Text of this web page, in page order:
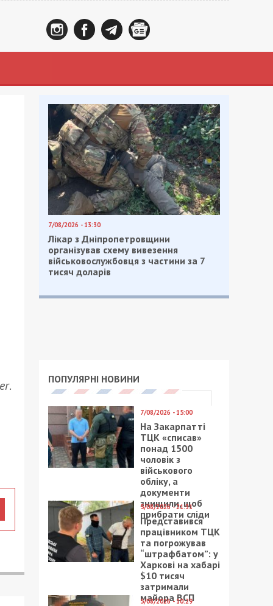
.
7/08/2026 - 13:30
Лікар з Дніпропетровщини
організував схему вивезення
військовослужбовця з частини за 7
тисяч доларів
ПОПУЛЯРНІ НОВИНИ
7/08/2026 - 15:00
На Закарпатті
ТЦК «списав»
понад 1500
чоловік з
військового
обліку, а
документи
знищили, щоб
прибрати сліди
5/08/2026 - 21:31
Представився
працівником ТЦК
та погрожував
“штрафбатом”: у
Харкові на хабарі
$10 тисяч
затримали
майора ВСП
5/08/2026 - 10:29